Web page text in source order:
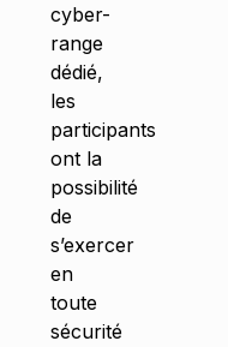
cyber-
range
dédié,
les
participants
ont la
possibilité
de
s’exercer
en
toute
sécurité